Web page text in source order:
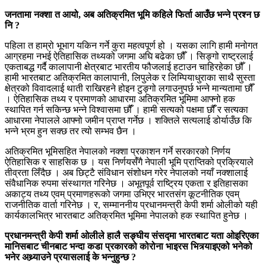
जनतामा नक्शा त आयो, अब अतिक्रमित भूमि कहिले फिर्ता आउँछ भन्ने प्रश्न छ
नि ?
पहिला त हाम्रो भूभाग यकिन गर्ने कुरा महत्वपूर्ण हो । यसका लागि हामी मनोगत
आग्रहमा नभई ऐतिहासिक तथ्यको जगमा अघि बढेका छौँ । सिङ्गो राष्ट्रलाई
एकताबद्ध गर्दै कालापानी क्षेत्रबाट भारतीय फौजलाई हटाउन चाहिरहेका छौँ ।
हामी भारतबाट अतिक्रमित कालापानी, लिपुलेक र लिम्पियाधुराका साथै सुस्ता
क्षेत्रको विवादलाई थाती राखिरहने होइन टुङ्गो लगाउनुपर्छ भन्ने मान्यतामा छौँ
। ऐतिहासिक तथ्य र प्रमाणको आधारमा अतिक्रमित भूमिमा आफ्नो हक
स्थापित गर्न सकिन्छ भन्ने विश्वासमा छौंँ । हामी सत्यको पक्षमा छौंँ र सत्यका
आधारमा नेपालले आफ्नो जमीन प्राप्त गर्नेछ । शक्तिले सत्यलाई डोर्याउँछ कि
भन्ने भ्रम हुन सक्छ तर त्यो सम्भव छैन ।
अतिक्रमित भूमिसहित नेपालको नक्शा प्रकाशन गर्ने सरकारको निर्णय
ऐतिहासिक र साहसिक छ । यस निर्णयसंँगै नेपाली भूमि प्राप्तिको प्रक्रियाले
तीव्रता लिँदैछ । अब छिट्टै संविधान संशोधन गरेर नेपालको नयाँ नक्शालाई
संवैधानिक रुपमा संस्थागत गरिनेछ । अभूतपूर्व राष्ट्रिय एकता र इतिहासका
अकाट्य तथ्य एवम् प्रमाणहरूको जगमा उभिएर भारतसंग कूटनीतिक एवम्
राजनीतिक वार्ता गरिनेछ । र, सम्माननीय प्रधानमन्त्री केपी शर्मा ओलीको यही
कार्यकालभित्र भारतबाट अतिक्रमित भूमिमा नेपालको हक स्थापित हुनेछ ।
प्रधानमन्त्री केपी शर्मा ओलीले हालै सङ्घीय संसद्मा भारतबाट यता ओइरिएका
मानिसबाट चीनबाट भन्दा कडा प्रकारको कोरोना भाइरस भित्र्याइएको भनेको
भनेर अथ्र्याउने प्रयासलाई के भन्नुहुन्छ ?